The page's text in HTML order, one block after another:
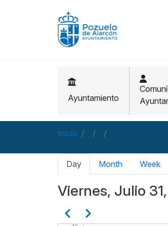
Ayuntamiento
Inicio
Solapas
Day Month Week
Viernes, Julio
Paginación
AnteriorSiguiente
04
06
08
09